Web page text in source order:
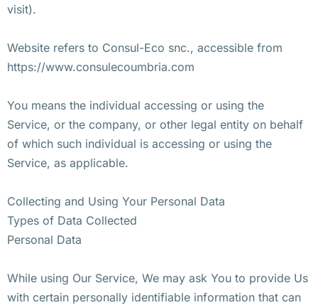
visit).
Website refers to Consul-Eco snc., accessible from
https://www.consulecoumbria.com
You means the individual accessing or using the
Service, or the company, or other legal entity on behalf
of which such individual is accessing or using the
Service, as applicable.
Collecting and Using Your Personal Data
Types of Data Collected
Personal Data
While using Our Service, We may ask You to provide Us
with certain personally identifiable information that can